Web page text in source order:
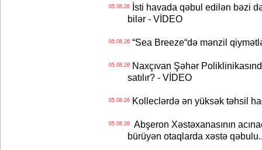
05.08.26İsti havada qəbul edilən bəzi
bilər - VİDEO
05.08.26“Sea Breeze“də mənzil
05.08.26Naxçıvan Şəhər
satılır? - VİDEO
05.08.26Kolleclərdə ən yüksək təhsil
05.08.26Abşeron Xəstəxanasının
bürüyən otaqlarda xəstə